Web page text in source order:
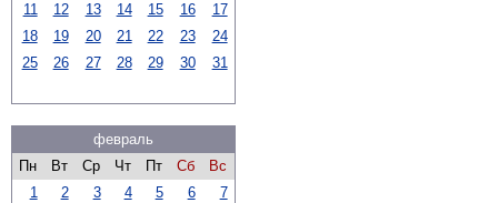
11
12 13 14 15 16
17
18
19 20 21 22 23
24
25
26 27 28 29 30 31
февраль
Пн
Вт Ср Чт Пт Сб
Вс
1
2 3 4 5 6
7